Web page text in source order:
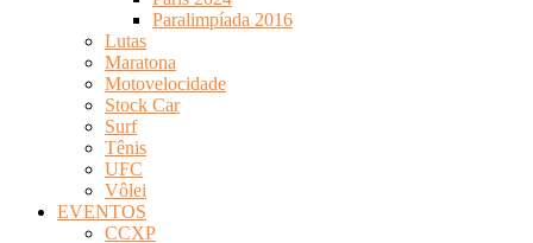
Paralimpíada 2016
Lutas
Maratona
Motovelocidade
Stock Car
Surf
Tênis
UFC
Vôlei
EVENTOS
CCXP